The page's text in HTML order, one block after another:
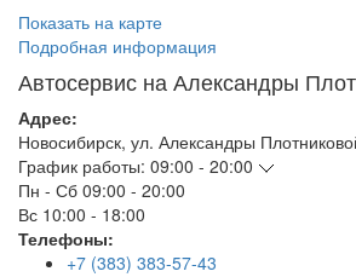
Показать на карте
Подробная информация
Автосервис на Александры
Адрес:
Новосибирск, ул. Александры
График работы: 09:00 - 20:00
Пн - Сб 09:00 - 20:00
Вс 10:00 - 18:00
Телефоны:
+7 (383) 383-57-43